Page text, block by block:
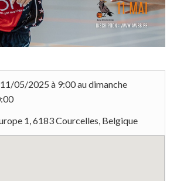
05/2025 à 9:00 au dimanche
1, 6183 Courcelles, Belgique